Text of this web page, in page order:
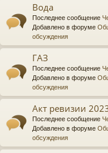
Вода
Последнее сообщение
Добавлено в форуме
обсуждения
ГАЗ
Последнее сообщение
Добавлено в форуме
обсуждения
Акт ревизии
Последнее сообщение
Добавлено в форуме
обсуждения